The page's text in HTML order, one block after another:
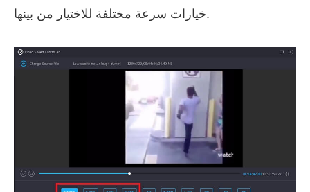
خيارات سرعة مختلفة للاختيار من بينها.